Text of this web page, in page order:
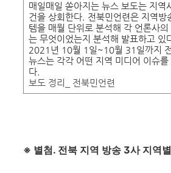
매일매일 쏟아지는 뉴스 보도는 지역
건을 상회한다. 전북민언련은 지역방
템을 매월 단위로 분석해 각 언론사
는 무엇이었는지 분석해 발표하고 있
2021년 10월 1일~10월 31일까지
뉴스는 각각 어떤 지역 미디어 이슈
다.
보도 정리
전북민언련
※ 별첨. 전북 지역 방송 3사 지역